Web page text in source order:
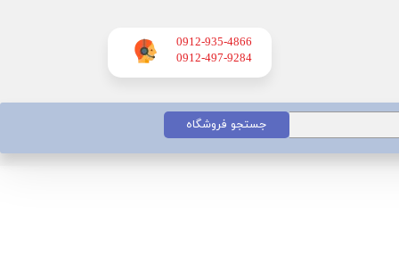
0912-935-4866
​​​​​​​0912-497-9284
جستجو فروشگاه